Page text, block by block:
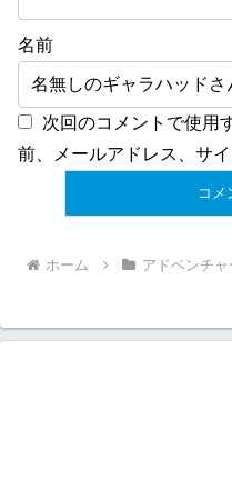
名前
次回のコメントで使用
前、メールアドレス、サイ
ホーム アドベンチャ